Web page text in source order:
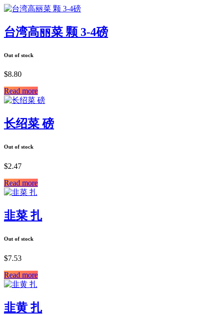
台湾高丽菜 颗 3-4磅
Out of stock
$8.80
Read more
长绍菜 磅
Out of stock
$2.47
Read more
韭菜 扎
Out of stock
$7.53
Read more
韭黄 扎